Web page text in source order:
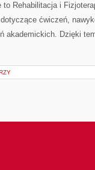
Rehabilitacja i
ćwiczeń,
akademickich. Dzięki